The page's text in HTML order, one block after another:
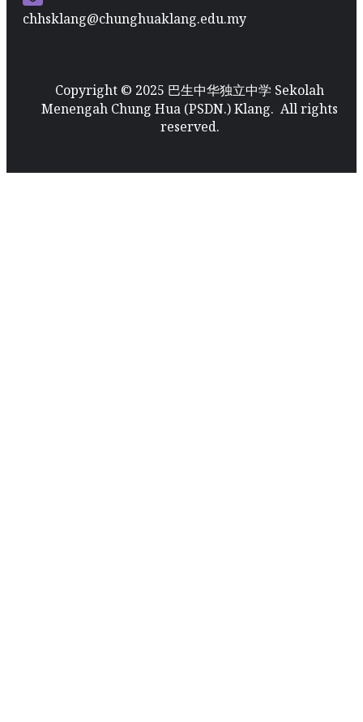
chhsklang@chunghuaklang.edu.my
Copyright © 2025 巴生中华独立中学 Sekolah
Menengah Chung Hua (PSDN.) Klang. All rights
reserved.